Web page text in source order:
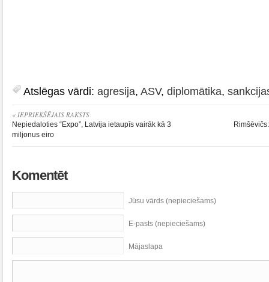
Atslēgas vārdi: agresija, ASV, diplomātika,
« IEPRIEKŠĒJAIS RAKSTS
Nepiedaloties “Expo”, Latvija ietaupīs vairāk kā 3
miljonus eiro
Komentēt
Jūsu vārds (nepieciešams)
E-pasts (nepieciešams)
Mājaslapa